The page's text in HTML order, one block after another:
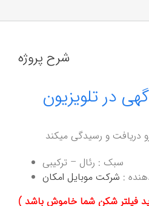
شرح پروژه
در تلویزیون
سبک : رئال – ترکیبی
: شرکت موبایل امکان